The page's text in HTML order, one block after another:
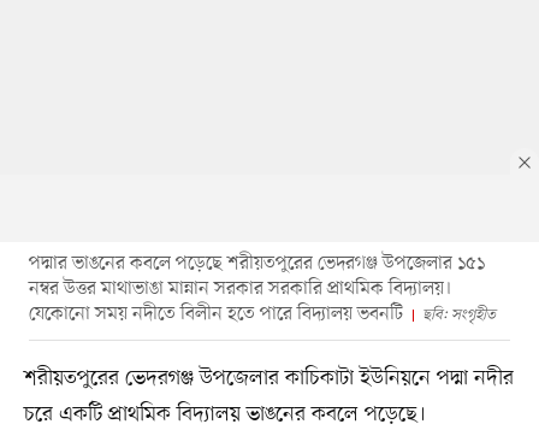
পদ্মার ভাঙনের কবলে পড়েছে শরীয়তপুরের ভেদরগঞ্জ উপজেলার ১৫১
নম্বর উত্তর মাথাভাঙা মান্নান সরকার সরকারি প্রাথমিক বিদ্যালয়।
যেকোনো সময় নদীতে বিলীন হতে পারে বিদ্যালয় ভবনটি
ছবি: সংগৃহীত
শরীয়তপুরের ভেদরগঞ্জ উপজেলার কাচিকাটা ইউনিয়নে পদ্মা নদীর
চরে একটি প্রাথমিক বিদ্যালয় ভাঙনের কবলে পড়েছে।